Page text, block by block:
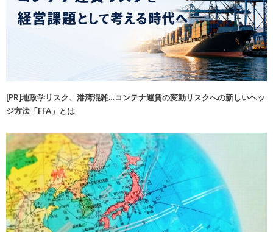
[PR]地政学リスク、港湾混雑…コンテナ運賃の変動リスクへの新しいヘッ
ジ方法「FFA」とは